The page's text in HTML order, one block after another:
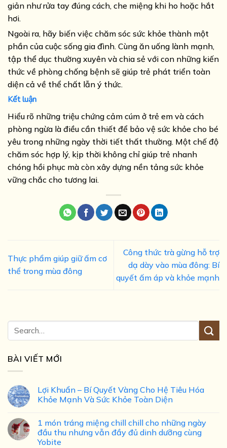
giản như rửa tay đúng cách, che miệng khi ho hoặc hắt
hơi.
Ngoài ra, hãy biến việc chăm sóc sức khỏe thành một
phần của cuộc sống gia đình. Cùng ăn uống lành mạnh,
tập thể dục thường xuyên và chia sẻ với con những kiến
thức về phòng chống bệnh sẽ giúp trẻ phát triển toàn
diện cả về thể chất lẫn ý thức.
Kết luận
Hiểu rõ những triệu chứng cảm cúm ở trẻ em và cách
phòng ngừa là điều cần thiết để bảo vệ sức khỏe cho bé
yêu trong những ngày thời tiết thất thường. Một chế độ
chăm sóc hợp lý, kịp thời không chỉ giúp trẻ nhanh
chóng hồi phục mà còn xây dựng nền tảng sức khỏe
vững chắc cho tương lai.
Thực phẩm giúp giữ ấm cơ
thể trong mùa đông
Công thức trà gừng hỗ trợ
dạ dày vào mùa đông: Bí
quyết ấm áp và khỏe mạnh
BÀI VIẾT MỚI
Lợi Khuẩn – Bí Quyết Vàng Cho Hệ Tiêu Hóa
Khỏe Mạnh Và Sức Khỏe Toàn Diện
1 món tráng miệng chill chill cho những ngày
đầu thu nhưng vẫn đầy đủ dinh dưỡng cùng
Yobite